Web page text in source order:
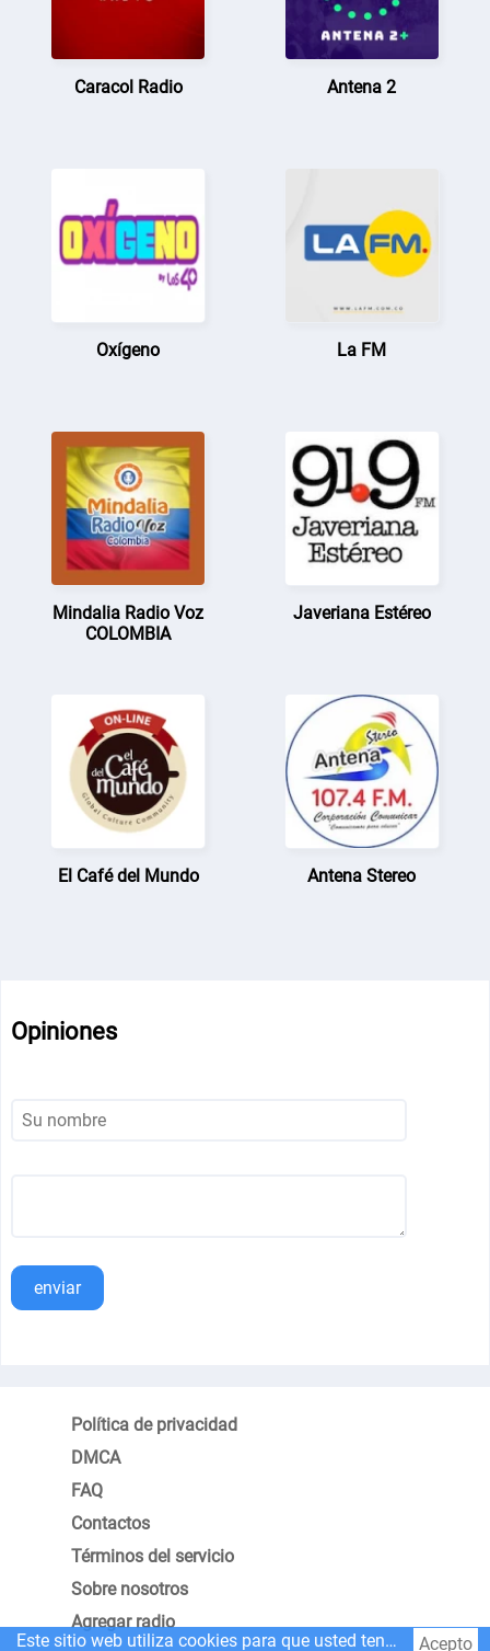
Caracol Radio Antena 2
Oxígeno La FM
Mindalia Radio Voz
COLOMBIA
Javeriana Estéreo
El Café del Mundo Antena Stereo
Opiniones
enviar
Política de privacidad
DMCA
FAQ
Contactos
Términos del servicio
Sobre nosotros
Agregar radio
Este sitio web utiliza cookies para que usted tenga la mejor experiencia.
Acepto